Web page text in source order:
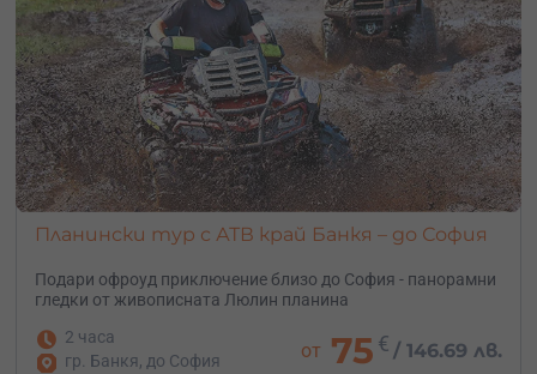
Планински тур с АТВ край Банкя – до София
Подари офроуд приключение близо до София - панорамни
гледки от живописната Люлин планина
2 часа
гр. Банкя, до София
от 75 € /146.69 лв.